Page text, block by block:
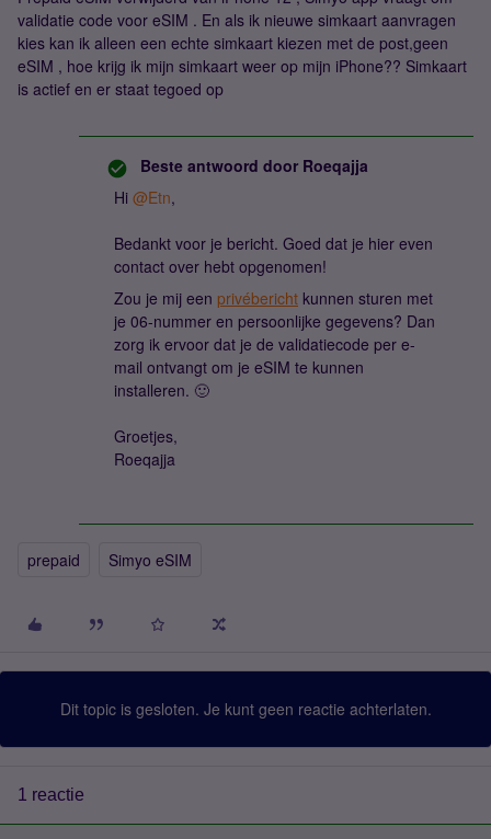
validatie code voor eSIM . En als ik nieuwe simkaart aanvragen
kies kan ik alleen een echte simkaart kiezen met de post,geen
eSIM , hoe krijg ik mijn simkaart weer op mijn iPhone?? Simkaart
is actief en er staat tegoed op
Beste antwoord door Roeqajja
Hi @Etn,
Bedankt voor je bericht. Goed dat je hier even
contact over hebt opgenomen!
Zou je mij een privébericht kunnen sturen met
je 06-nummer en persoonlijke gegevens? Dan
zorg ik ervoor dat je de validatiecode per e-
mail ontvangt om je eSIM te kunnen
installeren. 🙂
Groetjes,
Roeqajja
prepaid Simyo eSIM
Dit topic is gesloten. Je kunt geen reactie achterlaten.
1 reactie